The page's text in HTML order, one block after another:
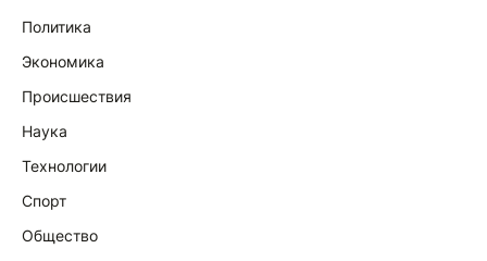
Политика
Экономика
Происшествия
Наука
Технологии
Спорт
Общество